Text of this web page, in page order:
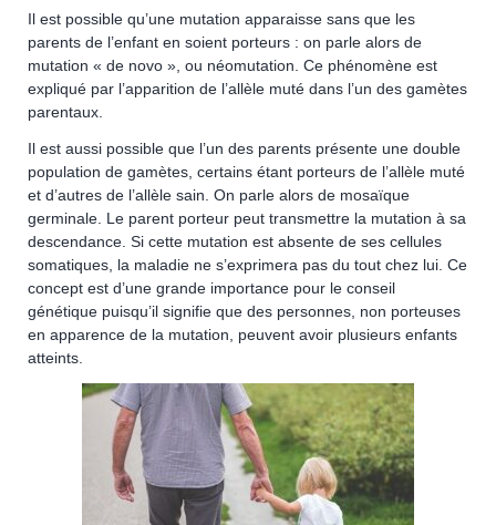
Il est possible qu’une mutation apparaisse sans que les
parents de l’enfant en soient porteurs : on parle alors de
mutation « de novo », ou néomutation. Ce phénomène est
expliqué par l’apparition de l’allèle muté dans l’un des gamètes
parentaux.
Il est aussi possible que l’un des parents présente une double
population de gamètes, certains étant porteurs de l’allèle muté
et d’autres de l’allèle sain. On parle alors de mosaïque
germinale. Le parent porteur peut transmettre la mutation à sa
descendance. Si cette mutation est absente de ses cellules
somatiques, la maladie ne s’exprimera pas du tout chez lui. Ce
concept est d’une grande importance pour le conseil
génétique puisqu’il signifie que des personnes, non porteuses
en apparence de la mutation, peuvent avoir plusieurs enfants
atteints.